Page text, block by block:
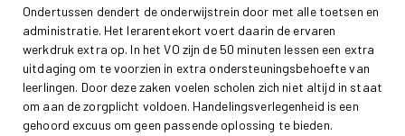
Ondertussen dendert de onderwijstrein door met alle toetsen en
administratie. Het lerarentekort voert daarin de ervaren
werkdruk extra op. In het VO zijn de 50 minuten lessen een extra
uitdaging om te voorzien in extra ondersteuningsbehoefte van
leerlingen. Door deze zaken voelen scholen zich niet altijd in staat
om aan de zorgplicht voldoen. Handelingsverlegenheid is een
gehoord excuus om geen passende oplossing te bieden.